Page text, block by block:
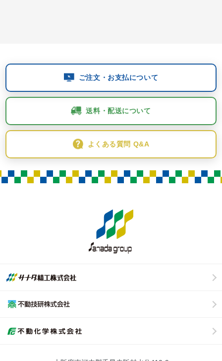
ご注文・お支払について
送料・配送について
よくある質問 Q&A